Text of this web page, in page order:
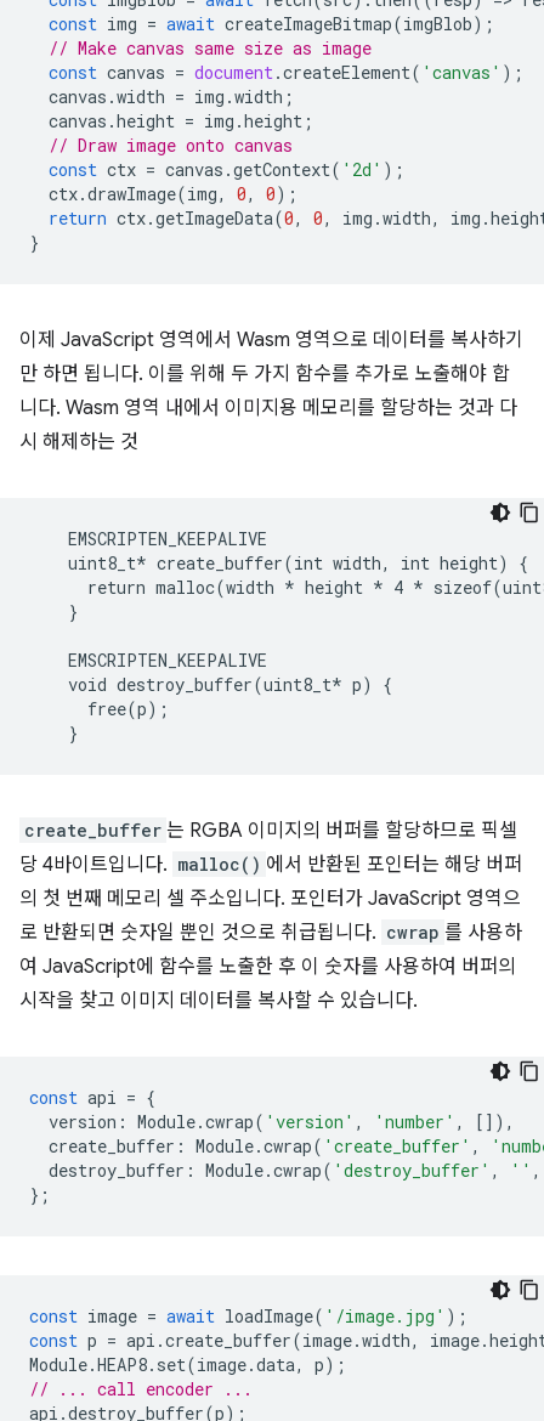
const img = await createImageBitmap(imgBlob);
// Make canvas same size as image
const canvas = document.createElement( 'canvas' );
canvas .width = img .width ;
canvas .height = img .height ;
// Draw image onto canvas
const ctx = canvas .getContext( '2d' );
ctx.drawImage(img, 0, 0);
return ctx.getImageData(0, 0, img .width, img .
}
이제 JavaScript 영역에서 Wasm 영역으로 데이터를 복사하기
만 하면 됩니다. 이를 위해 두 가지 함수를 추가로 노출해야 합
니다. Wasm 영역 내에서 이미지용 메모리를 할당하는 것과 다
시 해제하는 것
    EMSCRIPTEN_KEEPALIVE
    uint8_t* create_buffer(int width, int height) {
      return malloc(width
* height * 4 *
    }
    EMSCRIPTEN_KEEPALIVE
    void destroy_buffer(uint8_t*
p) {
      free(p);
create_buffer 는 RGBA 이미지의 버퍼를 할당하므로 픽셀
당 4바이트입니다. malloc() 에서 반환된 포인터는 해당 버퍼
의 첫 번째 메모리 셀 주소입니다. 포인터가 JavaScript 영역으
로 반환되면 숫자일 뿐인 것으로 취급됩니다. cwrap 를 사용하
여 JavaScript에 함수를 노출한 후 이 숫자를 사용하여 버퍼의
시작을 찾고 이미지 데이터를 복사할 수 있습니다.
const api = {
version : Module.cwrap( 'version' , 'number' ,
[]),
create_buffer : Module.cwrap( 'create_buffer' ,
destroy_buffer : Module.cwrap( 'destroy_buffer' , '' ,
};
const image = await loadImage( '/image.jpg' );
const p = api .create_buffer(image.width, image.
Module.HEAP8. set(image.data, p);
// ... call encoder ...
api .destroy_buffer(p);